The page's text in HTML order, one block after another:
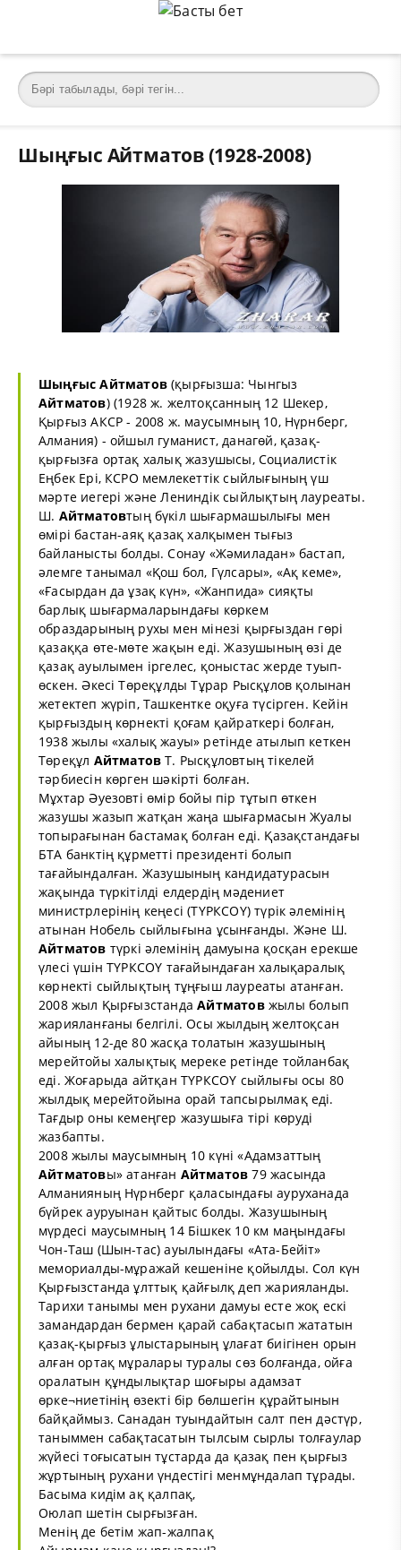
Шыңғыс Айтматов (1928-2008)
Шыңғыс Айтматов(қырғызша: Чынгыз
Айтматов) (1928 ж. желтоқсанның 12 Шекер,
Қырғыз АКСР - 2008 ж. маусымның 10, Нүрнберг,
Алмания) - ойшыл гуманист, данагөй, қазақ-
қырғызға ортақ халық жазушысы, Социалистік
Еңбек Ері, КСРО мемлекеттік сыйлығының үш
мәрте иегері және Лениндік сыйлықтың лауреаты.
Ш. Айтматовтың бүкіл шығармашылығы мен
өмірі бастан-аяқ қазақ халқымен тығыз
байланысты болды. Сонау «Жәмиладан» бастап,
әлемге танымал «Қош бол, Гүлсары», «Ақ кеме»,
«Ғасырдан да ұзақ күн», «Жанпида» сияқты
барлық шығармаларындағы көркем
образдарының рухы мен мінезі қырғыздан гөрі
қазаққа өте-мөте жақын еді. Жазушының өзі де
қазақ ауылымен іргелес, қоныстас жерде туып-
өскен. Әкесі Төреқұлды Тұрар Рысқұлов қолынан
жетектеп жүріп, Ташкентке оқуға түсірген. Кейін
қырғыздың көрнекті қоғам қайраткері болған,
1938 жылы «халық жауы» ретінде атылып кеткен
Төреқұл Айтматов Т. Рысқұловтың тікелей
тәрбиесін көрген шәкірті болған.
Мұхтар Әуезовті өмір бойы пір тұтып өткен
жазушы жазып жатқан жаңа шығармасын Жуалы
топырағынан бастамақ болған еді. Қазақстандағы
БТА банктің құрметті президенті болып
тағайындалған. Жазушының кандидатурасын
жақында түркітілді елдердің мәдениет
министрлерінің кеңесі (ТҮРКСОY) түрік әлемінің
атынан Нобель сыйлығына ұсынғанды. Және Ш.
Айтматов түркі әлемінің дамуына қосқан ерекше
үлесі үшін ТҮРКСОY тағайындаған халықаралық
көрнекті сыйлықтың тұңғыш лауреаты атанған.
2008 жыл ҚырғызстандаАйтматовжылы болып
жарияланғаны белгілі. Осы жылдың желтоқсан
айының 12-де 80 жасқа толатын жазушының
мерейтойы халықтық мереке ретінде тойланбақ
еді. Жоғарыда айтқан ТҮРКСОY сыйлығы осы 80
жылдық мерейтойына орай тапсырылмақ еді.
Тағдыр оны кемеңгер жазушыға тірі көруді
жазбапты.
2008 жылы маусымның 10 күні «Адамзаттың
Айтматовы» атанған Айтматов 79 жасында
Алманияның Нүрнберг қаласындағы ауруханада
бүйрек ауруынан қайтыс болды. Жазушының
мүрдесі маусымның 14 Бішкек 10 км маңындағы
Чон-Таш (Шын-тас) ауылындағы «Ата-Бейіт»
мемориалды-мұражай кешеніне қойылды. Сол күн
Қырғызстанда ұлттық қайғылқ деп жарияланды.
Тарихи танымы мен рухани дамуы есте жоқ ескі
замандардан бермен қарай сабақтасып жататын
қазақ-қырғыз ұлыстарының ұлағат биігінен орын
алған ортақ мұралары туралы сөз болғанда, ойға
оралатын құндылықтар шоғыры адамзат
өрке¬ниетінің өзекті бір бөлшегін құрайтынын
байқаймыз. Санадан туындайтын салт пен дәстүр,
таныммен сабақтасатын тылсым сырлы толғаулар
жүйесі тоғысатын тұстарда да қазақ пен қырғыз
жұртының рухани үндестігі менмұндалап тұрады.
Басыма кидім ақ қалпақ,
Оюлап шетін сырғызған.
Менің де бетім жап-жалпақ